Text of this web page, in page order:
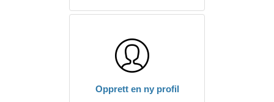
Opprett en ny profil